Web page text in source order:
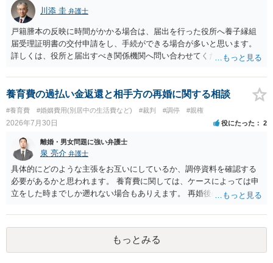
や費用などを踏まえて個別に検討することになります。公正証書の他
の条項において、養育費の終期についてどのように定められている
か、大学進学に関する定めの有無、「教育費」「進学費用」に関する
定めの有無等について確認する必要があると考えられます。
川添 圭 弁護士
戸籍謄本の反映に時間がかかる場合は、届出を行った役所へ養子縁組
届受理証明書の交付申請をし、手続ができる場合が多いと思います。
詳しくは、役所と届出すべき関係機関へ問い合わせてください。
養育費の過払い金返還と相手方の再婚に関する相談
#養育費 #婚姻費用(別居中の生活費など) #裁判 #調停 #親権
2026年7月30日 役にたった 2
離婚・男女問題に強い弁護士
泉 亮介 弁護士
具体的にどのような主張をお互いにしているか、調停資料を確認する
必要があるかと思われます。 養育費に関しては、ケースによっては申
立をした時までしか遡れない場合もありえます。 再婚後の相手方の行
養育費に関するやりとり等があればそちらについても確認する必要が
あるでしょう。 公開相談の場での回答よりも個別に弁護士にご相談さ
れることをお勧めいたします。もっとみる